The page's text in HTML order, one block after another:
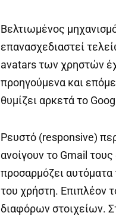
Βελτιωμένος
επανασχεδιαστεί
avatars των χρηστών
προηγούμενα και
θυμίζει αρκετά το
Ρευστό (responsive)
ανοίγουν το Gmail
προσαρμόζει αυτόματα
του χρήστη. Επιπλέον
διαφόρων στοιχείων.